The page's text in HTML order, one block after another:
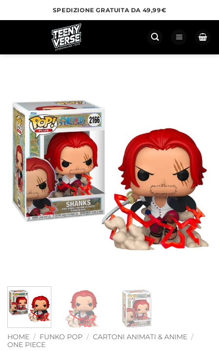
ai
SPEDIZIONE GRATUITA DA 49,99€
HOME / FUNKO POP / CARTONI ANIMATI & ANIME /
ONE PIECE